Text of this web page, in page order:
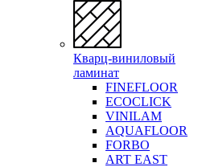
Кварц-виниловый
ламинат
FINEFLOOR
ECOCLICK
VINILAM
AQUAFLOOR
FORBO
ART EAST